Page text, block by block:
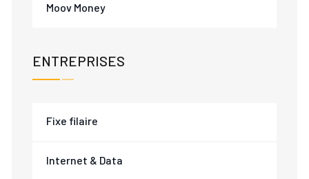
Moov Money
ENTREPRISES
Fixe filaire
Internet & Data